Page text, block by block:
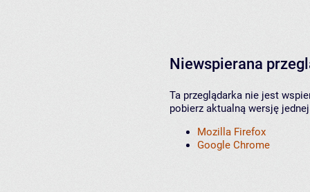
Niewspierana
Ta przeglądarka nie jest
pobierz aktualną wersję
Mozilla Firefox
Google Chrome